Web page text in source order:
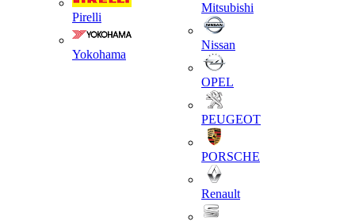
Pirelli
Yokohama
Mitsubishi
Nissan
OPEL
PEUGEOT
PORSCHE
Renault